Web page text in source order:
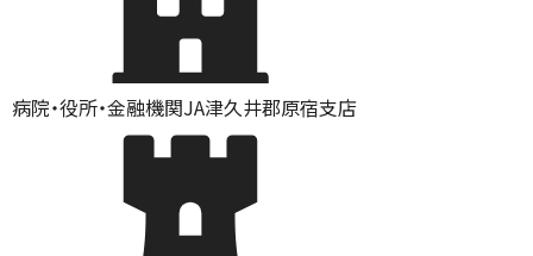
病院・役所・金融機関JA津久井郡原宿支店